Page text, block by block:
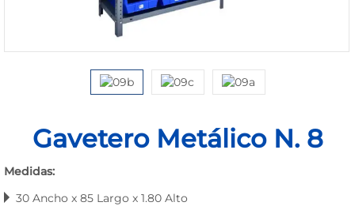
Gavetero Metálico N. 8
Medidas:
30 Ancho x 85 Largo x 1.80 Alto